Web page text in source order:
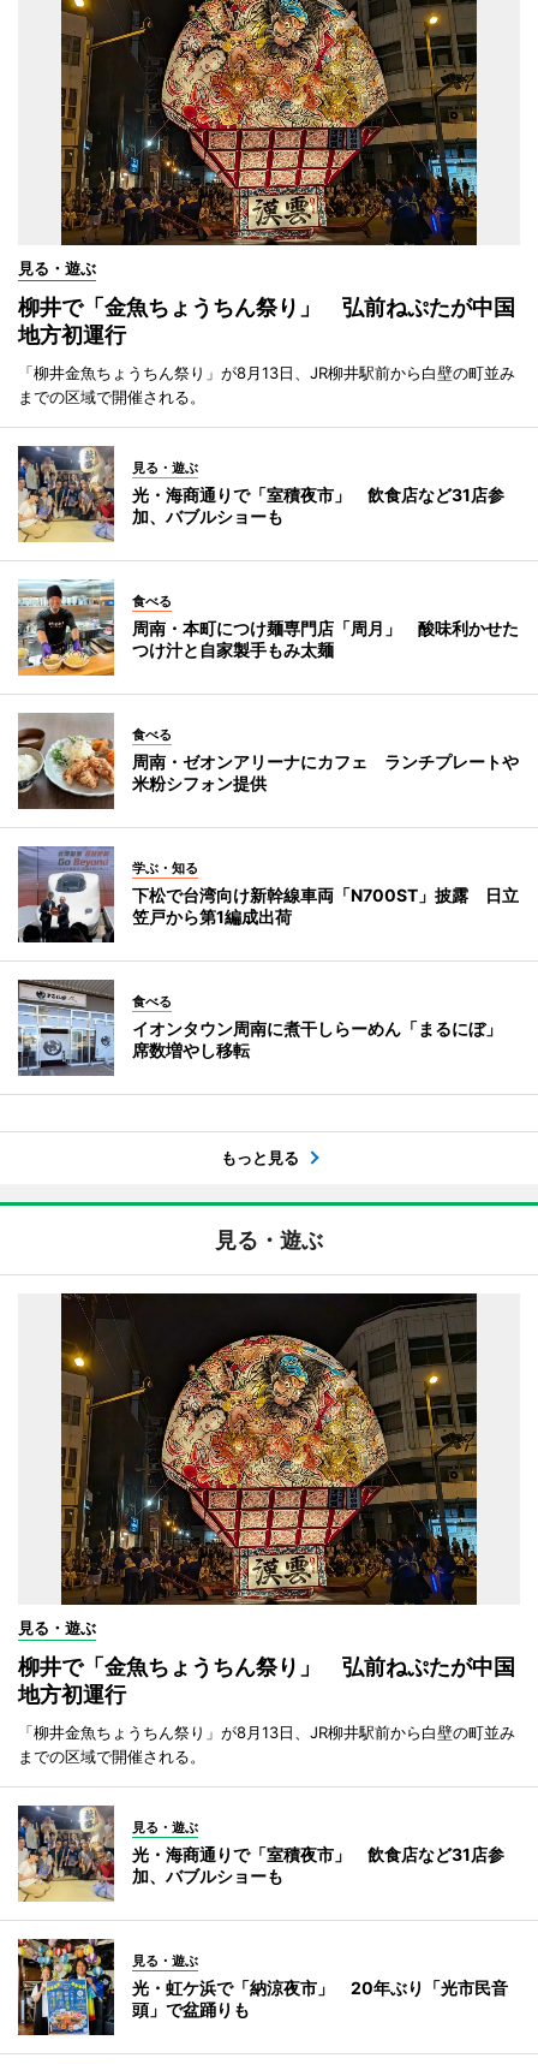
見る・遊ぶ
柳井で「金魚ちょうちん祭り」 弘前ねぷたが中国
地方初運行
「柳井金魚ちょうちん祭り」が8月13日、JR柳井駅前から白壁の町並み
までの区域で開催される。
見る・遊ぶ
光・海商通りで「室積夜市」 飲食店など31店参
加、バブルショーも
食べる
周南・本町につけ麺専門店「周月」 酸味利かせた
つけ汁と自家製手もみ太麺
食べる
周南・ゼオンアリーナにカフェ ランチプレートや
米粉シフォン提供
学ぶ・知る
下松で台湾向け新幹線車両「N700ST」披露 日立
笠戸から第1編成出荷
食べる
イオンタウン周南に煮干しらーめん「まるにぼ」
席数増やし移転
もっと見る
見る・遊ぶ
見る・遊ぶ
柳井で「金魚ちょうちん祭り」 弘前ねぷたが中国
地方初運行
「柳井金魚ちょうちん祭り」が8月13日、JR柳井駅前から白壁の町並み
までの区域で開催される。
見る・遊ぶ
光・海商通りで「室積夜市」 飲食店など31店参
加、バブルショーも
見る・遊ぶ
光・虹ケ浜で「納涼夜市」 20年ぶり「光市民音
頭」で盆踊りも